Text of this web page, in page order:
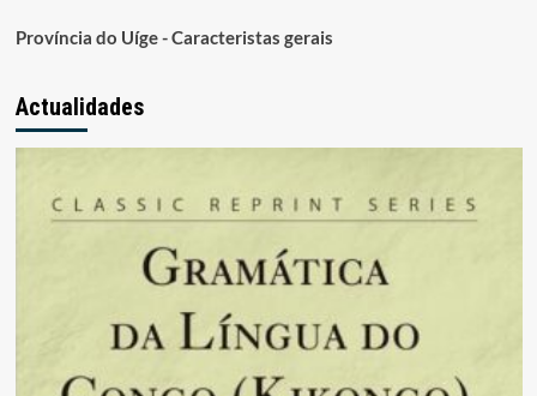
Província do Uíge - Caracteristas gerais
Actualidades